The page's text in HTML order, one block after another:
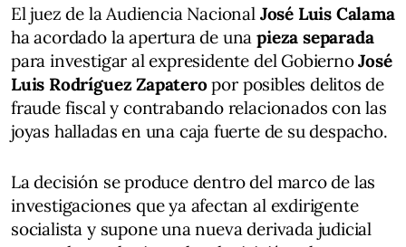
El juez de la Audiencia Nacional José Luis Calama
ha acordado la apertura de unapieza separada
para investigar al expresidente del GobiernoJosé
Luis Rodríguez Zapateropor posibles delitos de
fraude fiscal y contrabando relacionados con las
joyas halladas en una caja fuerte de su despacho.
La decisión se produce dentro del marco de las
investigaciones que ya afectan al exdirigente
socialista y supone una nueva derivada judicial